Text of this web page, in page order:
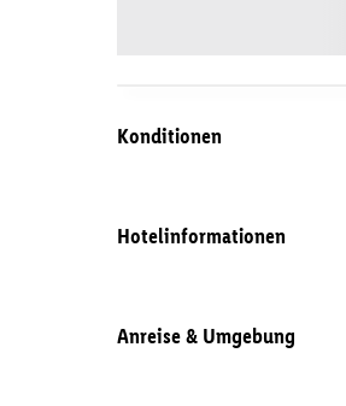
Konditionen
Hotelinformationen
Anreise & Umgebung